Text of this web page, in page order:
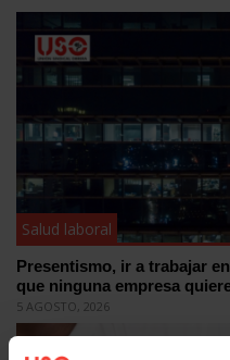
Salud laboral
Presentismo, ir a trabajar
que ninguna empresa
5 AGOSTO, 2026